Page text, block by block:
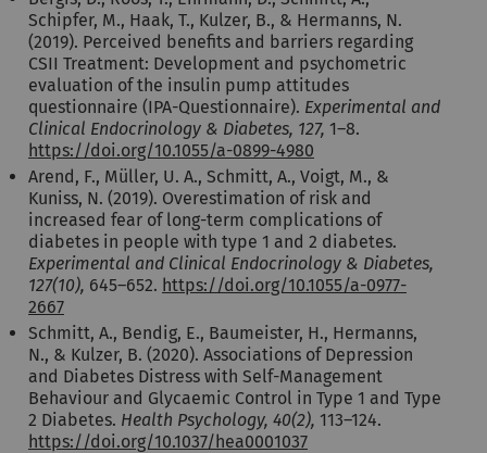
Schipfer, M., Haak, T., Kulzer, B., & Hermanns, N.
(2019). Perceived benefits and barriers regarding
CSII Treatment: Development and psychometric
evaluation of the insulin pump attitudes
questionnaire (IPA-Questionnaire). Experimental and
Clinical Endocrinology & Diabetes, 127, 1–8.
https://doi.org/10.1055/a-0899-4980
Arend, F., Müller, U. A., Schmitt, A., Voigt, M., &
Kuniss, N. (2019). Overestimation of risk and
increased fear of long-term complications of
diabetes in people with type 1 and 2 diabetes.
Experimental and Clinical Endocrinology & Diabetes,
127(10), 645–652. https://doi.org/10.1055/a-0977-
2667
Schmitt, A., Bendig, E., Baumeister, H., Hermanns,
N., & Kulzer, B. (2020). Associations of Depression
and Diabetes Distress with Self-Management
Behaviour and Glycaemic Control in Type 1 and Type
2 Diabetes. Health Psychology, 40(2), 113–124.
https://doi.org/10.1037/hea0001037